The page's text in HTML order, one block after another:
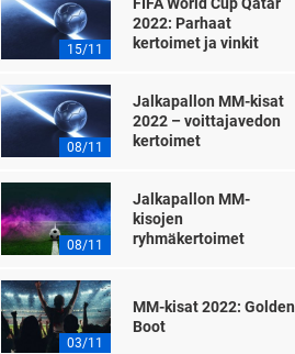
15/11
2022: Parhaat
kertoimet ja vinkit
08/11
Jalkapallon MM-kisat
2022 – voittajavedon
kertoimet
08/11
Jalkapallon MM-
kisojen
ryhmäkertoimet
03/11
MM-kisat 2022: Golden
Boot